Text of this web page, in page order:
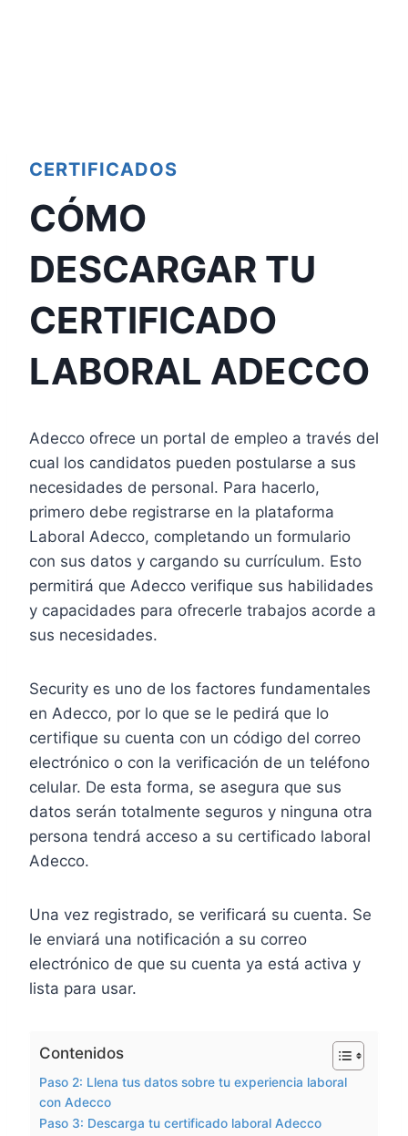
CERTIFICADOS
CÓMO
DESCARGAR TU
CERTIFICADO
LABORAL ADECCO
Adecco ofrece un portal de empleo a través del
cual los candidatos pueden postularse a sus
necesidades de personal. Para hacerlo,
primero debe registrarse en la plataforma
Laboral Adecco, completando un formulario
con sus datos y cargando su currículum. Esto
permitirá que Adecco verifique sus habilidades
y capacidades para ofrecerle trabajos acorde a
sus necesidades.
Security es uno de los factores fundamentales
en Adecco, por lo que se le pedirá que lo
certifique su cuenta con un código del correo
electrónico o con la verificación de un teléfono
celular. De esta forma, se asegura que sus
datos serán totalmente seguros y ninguna otra
persona tendrá acceso a su certificado laboral
Adecco.
Una vez registrado, se verificará su cuenta. Se
le enviará una notificación a su correo
electrónico de que su cuenta ya está activa y
lista para usar.
Contenidos
Paso 2: Llena tus datos sobre tu experiencia laboral
con Adecco
Paso 3: Descarga tu certificado laboral Adecco